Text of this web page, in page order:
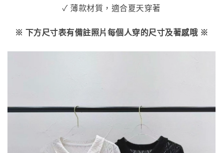
✓ 薄款材質，適合夏天穿著
※ 下方尺寸表有備註照片每個人穿的尺寸及著感哦 ※